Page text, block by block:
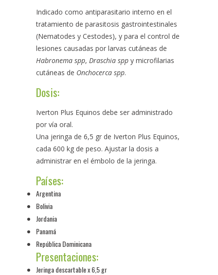
Indicado como antiparasitario interno en el
tratamiento de parasitosis gastrointestinales
(Nematodes y Cestodes), y para el control de
lesiones causadas por larvas cutáneas de
Habronema spp, Draschia spp y microfilarias
cutáneas de Onchocerca spp.
Dosis:
Iverton Plus Equinos debe ser administrado
por vía oral.
Una jeringa de 6,5 gr de Iverton Plus Equinos,
cada 600 kg de peso. Ajustar la dosis a
administrar en el émbolo de la jeringa.
Países:
Argentina
Bolivia
Jordania
Panamá
República Dominicana
Presentaciones:
Jeringa descartable x 6,5 gr